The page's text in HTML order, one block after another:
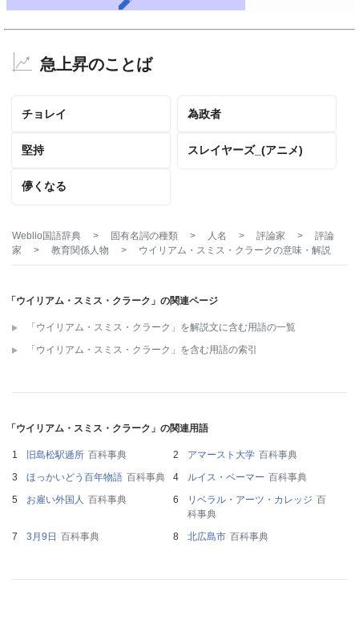
急上昇のことば
チョレイ 為政者
堅持 スレイヤーズ_(アニメ)
儚くなる
Weblio国語辞典 > 固有名詞の種類 > 人名 > 評論家 >
評論
家
> 教育関係人物 > ウイリアム・スミス・クラークの意味・解説
「ウイリアム・スミス・クラーク」の関連ページ
「ウイリアム・スミス・クラーク」を解説文に含む用語の一覧
「ウイリアム・スミス・クラーク」を含む用語の索引
「ウイリアム・スミス・クラーク」の関連用語
旧島松駅逓所 百科事典 アマースト大学 百科事典
ほっかいどう百年物語 百科事典 ルイス・ベーマー 百科事典
お雇い外国人 百科事典 リベラル・アーツ・カレッジ 百
科事典
3月9日 百科事典 北広島市 百科事典